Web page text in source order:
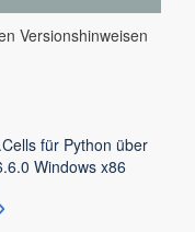
Versionshinweisen
für Python über
Windows x86